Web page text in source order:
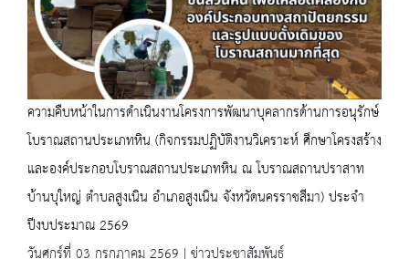
ความคืบหน้าในการดำเนินงานโครงการพัฒนาบุคลากรด้านการอนุรักษ์
โบราณสถานประเภทหิน (กิจกรรมปฏิบัติงานวิเคราะห์ ศึกษาโครงสร้าง
และองค์ประกอบโบราณสถานประเภทหิน ณ โบราณสถานปราสาท
บ้านบุใหญ่ ตำบลสูงเนิน อำเภอสูงเนิน จังหวัดนครราชสีมา) ประจำ
ปีงบประมาณ 2569